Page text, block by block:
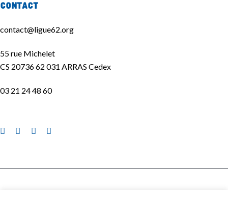
Contact
contact@ligue62.org
55 rue Michelet
CS 20736 62 031 ARRAS Cedex
03 21 24 48 60